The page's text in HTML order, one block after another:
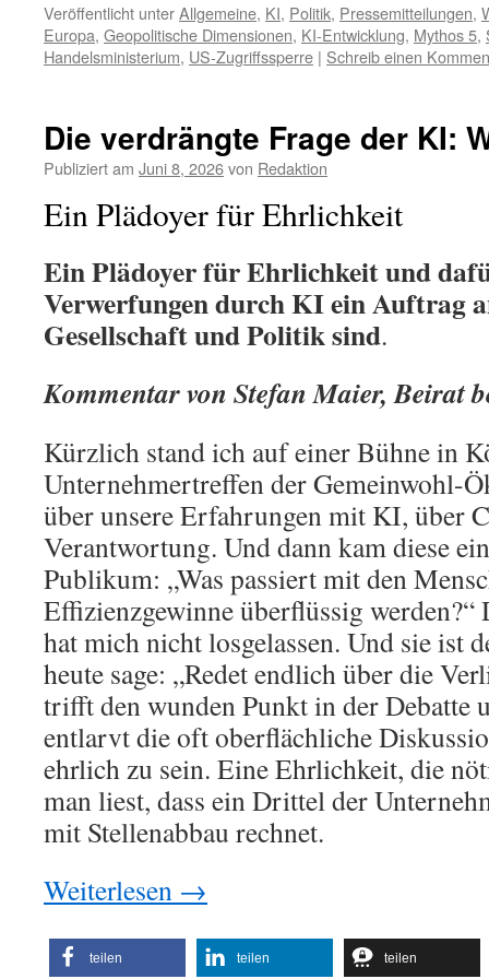
Veröffentlicht unterAllgemeine, KI, Politik, Pressemitteilungen,
Europa, Geopolitische Dimensionen, KI-Entwicklung, Mythos 5,
Handelsministerium, US-Zugriffssperre | Schreib einen
Die verdrängte Frage der KI:
Publiziert am Juni 8, 2026von Redaktion
Ein Plädoyer für Ehrlichkeit
Ein Plädoyer für Ehrlichkeit und
Verwerfungen durch KI ein Auftrag
Gesellschaft und Politik sind.
Kommentar von Stefan Maier, Beirat
Kürzlich stand ich auf einer Bühne in
Unternehmertreffen der Gemeinwohl-
über unsere Erfahrungen mit KI, über
Verantwortung. Und dann kam diese
Publikum: „Was passiert mit den
Effizienzgewinne überflüssig werden?“
hat mich nicht losgelassen. Und sie ist
heute sage: „Redet endlich über die
trifft den wunden Punkt in der Debatte
entlarvt die oft oberflächliche
ehrlich zu sein. Eine Ehrlichkeit, die
man liest, dass ein Drittel der
mit Stellenabbau rechnet.
Weiterlesen →
teilen teilen teilen